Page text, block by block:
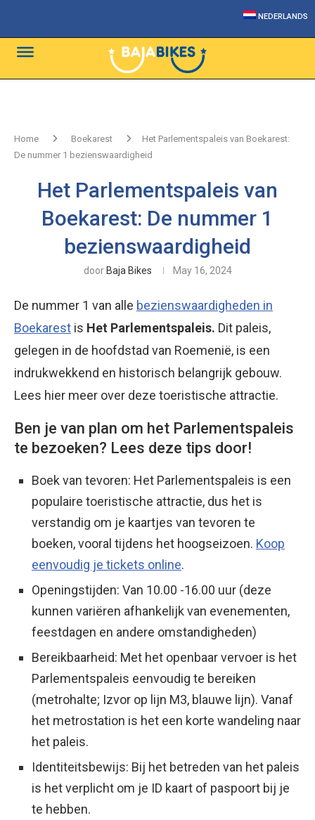
NEDERLANDS
Home Boekarest
Het Parlementspaleis van Boekarest:
De nummer 1 bezienswaardigheid
Het Parlementspaleis van
Boekarest: De nummer 1
bezienswaardigheid
door Baja Bikes May 16, 2024
De nummer 1 van alle bezienswaardigheden in
Boekarest is Het Parlementspaleis. Dit paleis,
gelegen in de hoofdstad van Roemenië, is een
indrukwekkend en historisch belangrijk gebouw.
Lees hier meer over deze toeristische attractie.
Ben je van plan om het Parlementspaleis
te bezoeken? Lees deze tips door!
Boek van tevoren: Het Parlementspaleis is een
populaire toeristische attractie, dus het is
verstandig om je kaartjes van tevoren te
boeken, vooral tijdens het hoogseizoen. Koop
eenvoudig je tickets online.
Openingstijden: Van 10.00 -16.00 uur (deze
kunnen variëren afhankelijk van evenementen,
feestdagen en andere omstandigheden)
Bereikbaarheid: Met het openbaar vervoer is het
Parlementspaleis eenvoudig te bereiken
(metrohalte; Izvor op lijn M3, blauwe lijn). Vanaf
het metrostation is het een korte wandeling naar
het paleis.
Identiteitsbewijs: Bij het betreden van het paleis
is het verplicht om je ID kaart of paspoort bij je
te hebben.